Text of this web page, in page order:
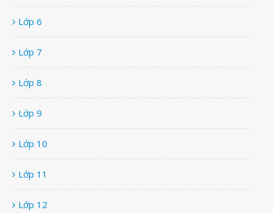
Lớp 6
Lớp 7
Lớp 8
Lớp 9
Lớp 10
Lớp 11
Lớp 12